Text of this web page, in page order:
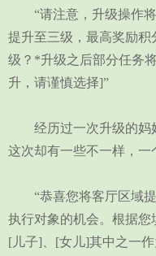
“请注意，升级操作将
提升至三级，最高奖励积
级？*升级之后部分任务
升，请谨慎选择]”
经历过一次升级的妈
这次却有一些不一样，一
“恭喜您将客厅区域提
执行对象的机会。根据您
[儿子]、[女儿]其中之一